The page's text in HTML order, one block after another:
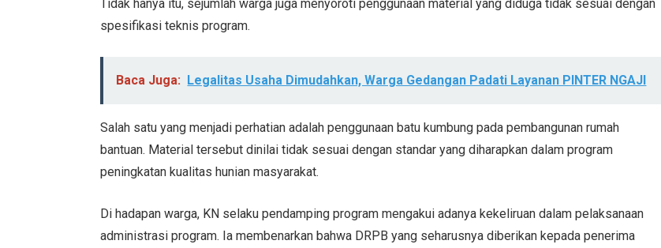
Tidak hanya itu, sejumlah warga juga menyoroti penggunaan material yang diduga tidak sesuai dengan
spesifikasi teknis program.
Baca Juga: Legalitas Usaha Dimudahkan, Warga Gedangan Padati Layanan PINTER NGAJI
Salah satu yang menjadi perhatian adalah penggunaan batu kumbung pada pembangunan rumah
bantuan. Material tersebut dinilai tidak sesuai dengan standar yang diharapkan dalam program
peningkatan kualitas hunian masyarakat.
Di hadapan warga, KN selaku pendamping program mengakui adanya kekeliruan dalam pelaksanaan
administrasi program. Ia membenarkan bahwa DRPB yang seharusnya diberikan kepada penerima